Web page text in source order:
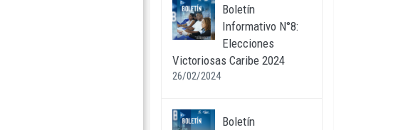
Boletín
Informativo N°8:
Elecciones
Victoriosas Caribe 2024
26/02/2024
Boletín